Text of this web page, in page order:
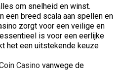
om snelheid en winst.
een breed scala aan spellen en
zorgt voor een veilige en
is voor een eerlijke
het een uitstekende keuze
Casino vanwege de